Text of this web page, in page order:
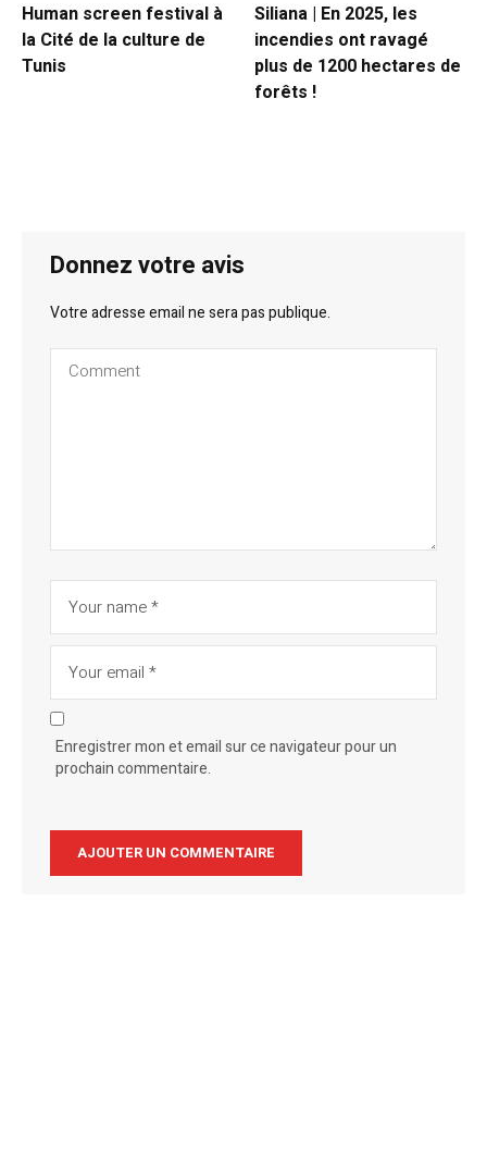
Human screen festival à
la Cité de la culture de
Tunis
Siliana | En 2025, les
incendies ont ravagé
plus de 1200 hectares de
forêts !
Donnez votre avis
Votre adresse email ne sera pas publique.
Enregistrer mon et email sur ce navigateur pour un
prochain commentaire.